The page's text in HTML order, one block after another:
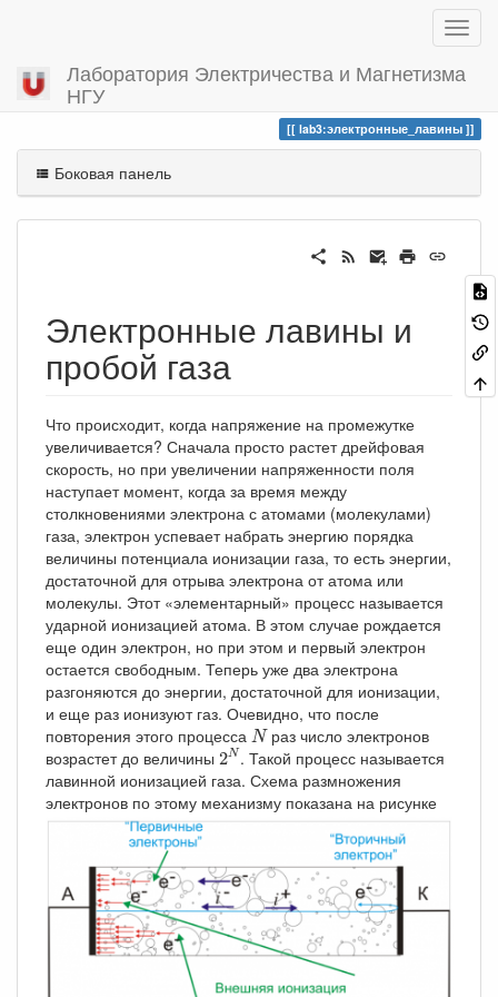
Лаборатория Электричества и Магнетизма
НГУ
Вы посетили
lab3:электронные_лавины
Боковая панель
Электронные лавины и
пробой газа
Что происходит, когда напряжение на промежутке
увеличивается? Сначала просто растет дрейфовая
скорость, но при увеличении напряженности поля
наступает момент, когда за время между
столкновениями электрона с атомами (молекулами)
газа, электрон успевает набрать энергию порядка
величины потенциала ионизации газа, то есть энергии,
достаточной для отрыва электрона от атома или
молекулы. Этот «элементарный» процесс называется
ударной ионизацией атома. В этом случае рождается
еще один электрон, но при этом и первый электрон
остается свободным. Теперь уже два электрона
разгоняются до энергии, достаточной для ионизации,
и еще раз ионизуют газ. Очевидно, что после
повторения этого процесса N
Nраз число электронов
возрастет до величины 2N
2N. Такой процесс называется
лавинной ионизацией газа. Схема размножения
электронов по этому механизму показана на рисунке